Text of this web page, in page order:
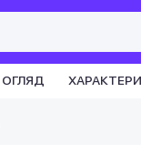
ОГЛЯД